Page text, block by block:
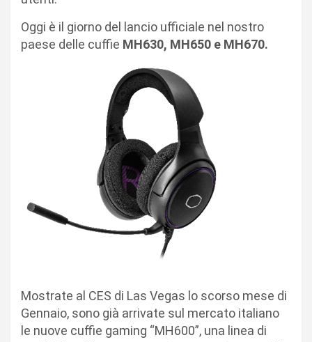
Oggi è il giorno del lancio ufficiale nel nostro
paese delle cuffie MH630, MH650 e MH670.
Mostrate al CES di Las Vegas lo scorso mese di
Gennaio, sono già arrivate sul mercato italiano
le nuove cuffie gaming “MH600”, una linea di